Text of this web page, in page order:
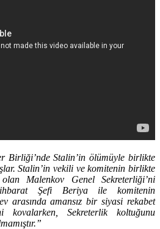
Birliği’nde Stalin’in ölümüyle birlikte
Stalin’in vekili ve komitenin birlikte
Malenkov Genel Sekreterliği’ni
Şefi Beriya ile komitenin
arasında amansız bir siyasi rekabet
kovalarken, Sekreterlik koltuğunu